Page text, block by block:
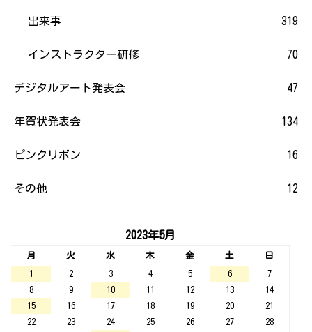
出来事 319
インストラクター研修 70
デジタルアート発表会 47
年賀状発表会 134
ピンクリボン 16
その他 12
2023年5月
月 火 水 木 金 土
日
1
2 3 4 5 6
7
8
9 10 11 12 13
14
15
16 17 18 19 20
21
22
23 24 25 26 27
28